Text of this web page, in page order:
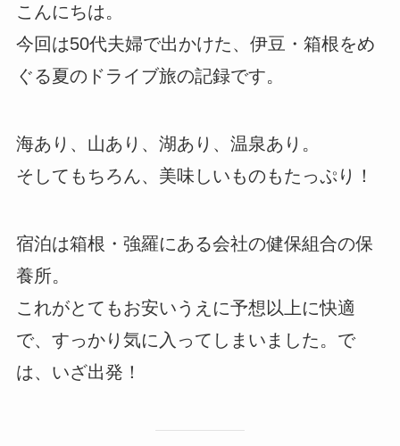
こんにちは。
今回は50代夫婦で出かけた、伊豆・箱根をめ
ぐる夏のドライブ旅の記録です。
海あり、山あり、湖あり、温泉あり。
そしてもちろん、美味しいものもたっぷり！
宿泊は箱根・強羅にある会社の健保組合の保
養所。
これがとてもお安いうえに予想以上に快適
で、すっかり気に入ってしまいました。で
は、いざ出発！